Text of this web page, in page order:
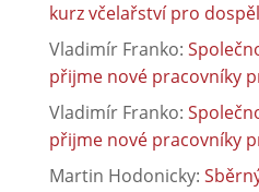
kurz včelařství pro
Vladimír Franko:
přijme nové pracovníky
Vladimír Franko:
přijme nové pracovníky
Martin Hodonicky: